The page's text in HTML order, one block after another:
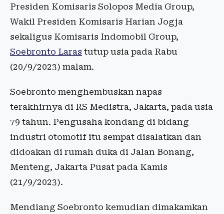
Presiden Komisaris Solopos Media Group,
Wakil Presiden Komisaris Harian Jogja
sekaligus Komisaris Indomobil Group,
Soebronto Laras tutup usia pada Rabu
(20/9/2023) malam.
Soebronto menghembuskan napas
terakhirnya di RS Medistra, Jakarta, pada usia
79 tahun. Pengusaha kondang di bidang
industri otomotif itu sempat disalatkan dan
didoakan di rumah duka di Jalan Bonang,
Menteng, Jakarta Pusat pada Kamis
(21/9/2023).
Mendiang Soebronto kemudian dimakamkan